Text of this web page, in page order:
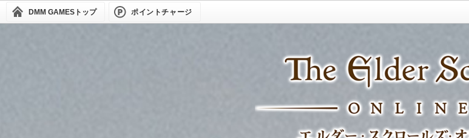
DMM GAMES トップ ポイントチャージ